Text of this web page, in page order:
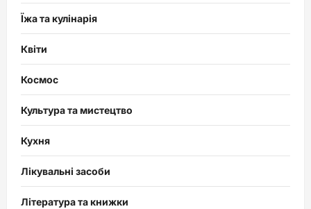
Їжа та кулінарія
Квіти
Космос
Культура та мистецтво
Кухня
Лікувальні засоби
Література та книжки